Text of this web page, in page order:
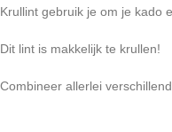
Krullint gebruik je om je kado
Dit lint is makkelijk te krullen!
Combineer allerlei